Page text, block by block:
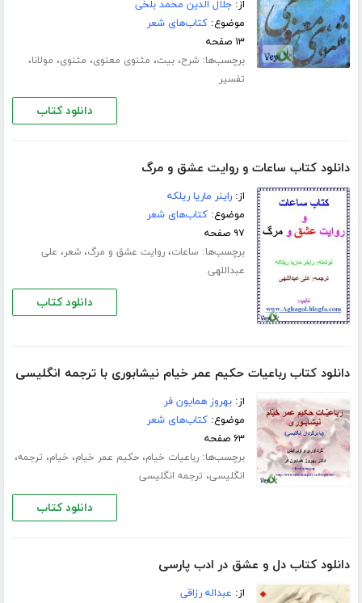
از:جلال الدین محمد بلخی
موضوع:کتاب‌های شعر
۱۳ صفحه
برچسب‌ها:شرح،بیت، مثنوی معنوی، مثنوی، مولانا،
تفسیر
دانلود کتاب
دانلود کتاب ساعات و روایت عشق و مرگ
از:راینر ماریا ریلکه
موضوع:کتاب‌های شعر
۹۷ صفحه
برچسب‌ها: ساعات،روایت عشق و مرگ،شعر، علی
عبداللهی
دانلود کتاب
دانلود کتاب رباعیات حکیم عمر خیام نیشابوری با ترجمه انگلیسی
از:بهروز همایون فر
موضوع:کتاب‌های شعر
۶۳ صفحه
برچسب‌ها:رباعیات خیام،حکیم عمر خیام، خیام، ترجمه،
انگلیسی، ترجمه انگلیسی
دانلود کتاب
دانلود کتاب دل و عشق در ادب پارسی
از: عبداله رزاقی